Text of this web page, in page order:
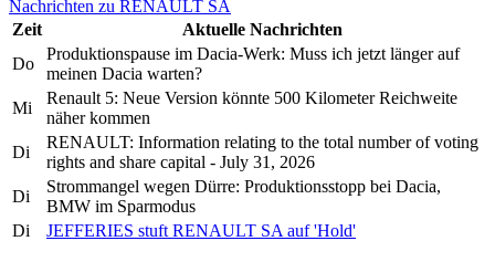
Nachrichten zu RENAULT SA
Zeit
Aktuelle Nachrichten
Do
Produktionspause im Dacia-Werk: Muss ich jetzt länger auf
meinen Dacia warten?
Mi
Renault 5: Neue Version könnte 500 Kilometer Reichweite
näher kommen
Di
RENAULT: Information relating to the total number of voting
rights and share capital - July 31, 2026
Di
Strommangel wegen Dürre: Produktionsstopp bei Dacia,
BMW im Sparmodus
Di
JEFFERIES stuft RENAULT SA auf 'Hold'